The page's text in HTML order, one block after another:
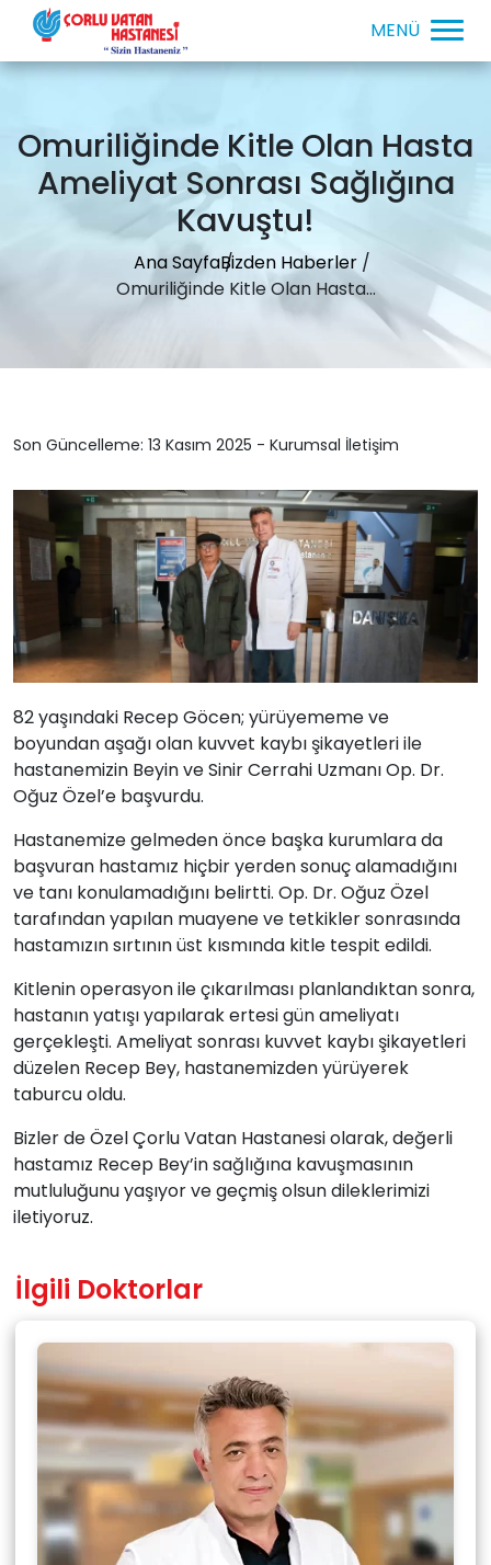
Omuriliğinde Kitle Olan Hasta
Ameliyat Sonrası Sağlığına
Kavuştu!
Ana SayfaBizden Haberler
Omuriliğinde Kitle Olan Hasta...
Son Güncelleme: 13 Kasım 2025 - Kurumsal İletişim
82 yaşındaki Recep Göcen; yürüyememe ve
boyundan aşağı olan kuvvet kaybı şikayetleri ile
hastanemizin Beyin ve Sinir Cerrahi Uzmanı Op. Dr.
Oğuz Özel’e başvurdu.
Hastanemize gelmeden önce başka kurumlara da
başvuran hastamız hiçbir yerden sonuç alamadığını
ve tanı konulamadığını belirtti. Op. Dr. Oğuz Özel
tarafından yapılan muayene ve tetkikler sonrasında
hastamızın sırtının üst kısmında kitle tespit edildi.
Kitlenin operasyon ile çıkarılması planlandıktan sonra,
hastanın yatışı yapılarak ertesi gün ameliyatı
gerçekleşti. Ameliyat sonrası kuvvet kaybı şikayetleri
düzelen Recep Bey, hastanemizden yürüyerek
taburcu oldu.
Bizler de Özel Çorlu Vatan Hastanesi olarak, değerli
hastamız Recep Bey’in sağlığına kavuşmasının
mutluluğunu yaşıyor ve geçmiş olsun dileklerimizi
iletiyoruz.
İlgili Doktorlar